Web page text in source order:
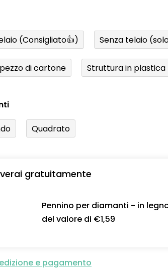
(Consigliato👍) Senza telaio
di cartone Struttura in plastica
Quadrato
gratuitamente
Pennino per diamanti - in
del valore di €1,59
e pagamento